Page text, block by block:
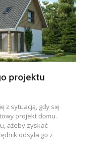
projektu
z sytuacją, gdy się
projekt domu.
ażeby zyskać
odsyła go z